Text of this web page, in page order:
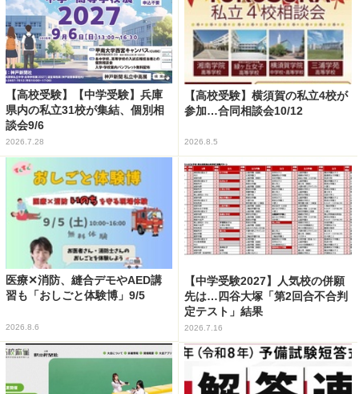
【高校受験】【中学受験】兵庫
県内の私立31校が集結、個別相
談会9/6
2026.7.28
【高校受験】横須賀の私立4校が
参加…合同相談会10/12
2026.8.5
医療✕消防、縫合デモやAED講
習も「おしごと体験博」9/5
2026.8.6
【中学受験2027】人気校の併願
先は…四谷大塚「第2回合不合判
定テスト」結果
2026.7.16